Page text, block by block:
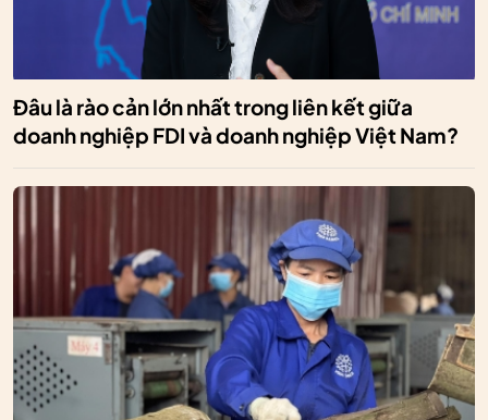
Đâu là rào cản lớn nhất trong liên kết giữa
doanh nghiệp FDI và doanh nghiệp Việt Nam?